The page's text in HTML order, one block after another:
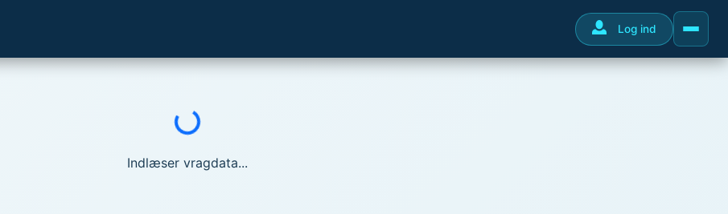
Log ind
Indlæser...
Indlæser vragdata...